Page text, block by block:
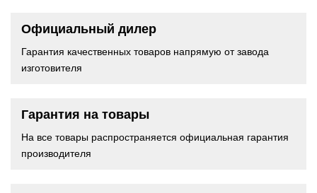
Официальный дилер
Гарантия качественных товаров напрямую от завода
изготовителя
Гарантия на товары
На все товары распространяется официальная гарантия
производителя